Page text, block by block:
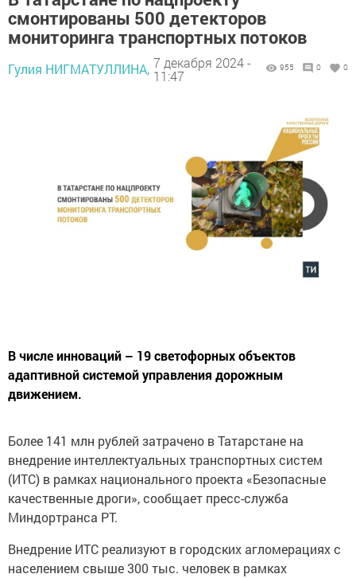
смонтированы 500 детекторов
мониторинга транспортных потоков
Гулия НИГМАТУЛЛИНА, 7 декабря 2024 -
11:47
955 0 0
В числе инноваций – 19 светофорных объектов
адаптивной системой управления дорожным
движением.
Более 141 млн рублей затрачено в Татарстане на
внедрение интеллектуальных транспортных систем
(ИТС) в рамках национального проекта «Безопасные
качественные дроги», сообщает пресс-служба
Миндортранса РТ.
Внедрение ИТС реализуют в городских агломерациях с
населением свыше 300 тыс. человек в рамках